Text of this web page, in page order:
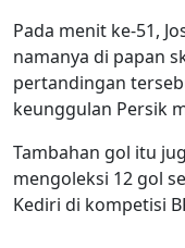
Pada menit ke-51,
namanya di papan
pertandingan
keunggulan Persik
Tambahan gol itu
mengoleksi 12 gol
Kediri di kompetisi